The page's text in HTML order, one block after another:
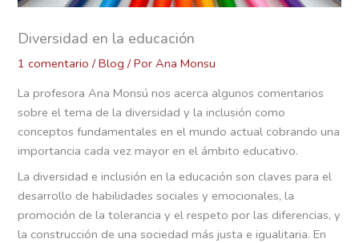
Diversidad en la educación
1 comentario /Blog / PorAna Monsu
La profesora Ana Monsú nos acerca algunos comentarios
sobre el tema de la diversidad y la inclusión como
conceptos fundamentales en el mundo actual cobrando una
importancia cada vez mayor en el ámbito educativo.
La diversidad e inclusión en la educación son claves para el
desarrollo de habilidades sociales y emocionales, la
promoción de la tolerancia y el respeto por las diferencias, y
la construcción de una sociedad más justa e igualitaria. En